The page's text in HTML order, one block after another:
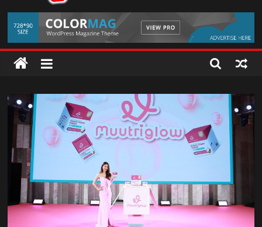
แถลงใหญ่ปีที่ 11! บุรีรัมย์ มาราธอน 2027 เปิดศักราชใหม่ เดินหน้าสู่
Marathon Destination แห่งเอเชีย
TukKhao
AllNews